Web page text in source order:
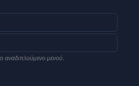
αναδιπλούμενο μενού.